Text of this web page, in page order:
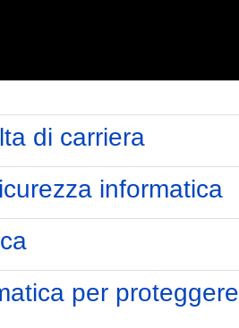
di carriera
informatica
per